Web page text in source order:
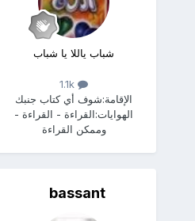
شباب ياللا يا شباب
1.1k
الإقامة:شوف أي كتاب جنبك
الهوايات:القراءة - القراءة -
وممكن القراءة
bassant